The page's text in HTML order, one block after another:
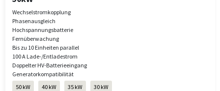
Wechselstromkopplung
Phasenausgleich
Hochspannungsbatterie
Fernüberwachung
Bis zu 10 Einheiten parallel
100 A Lade-/Entladestrom
Doppelter HV-Batterieeingang
Generatorkompatibilität
50 kW
40 kW 35 kW 30 kW